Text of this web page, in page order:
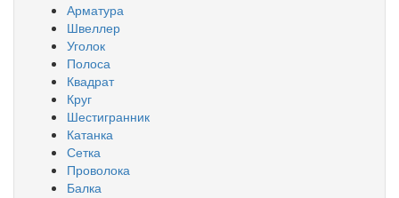
Арматура
Швеллер
Уголок
Полоса
Квадрат
Круг
Шестигранник
Катанка
Сетка
Проволока
Балка